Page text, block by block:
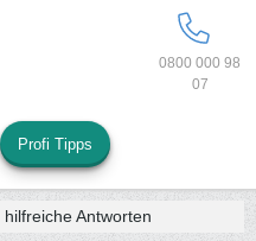
0800 000 98
07
Profi Tipps
hilfreiche Antworten